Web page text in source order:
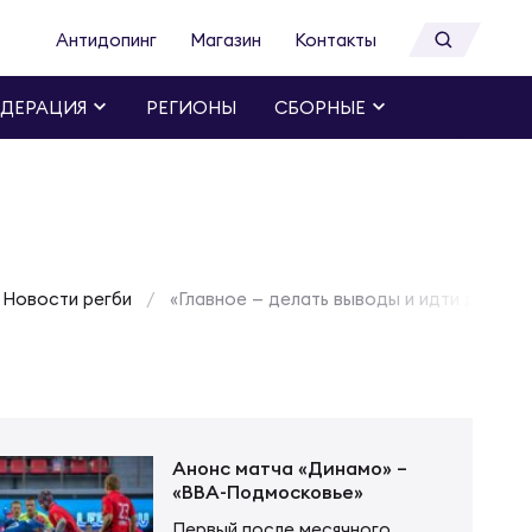
Антидопинг Магазин Контакты
РЕГИОНЫ СБОРНЫЕ
Новости регби «Главное — делать выводы и идти
Анонс матча «Динамо» –
«ВВА-Подмосковье»